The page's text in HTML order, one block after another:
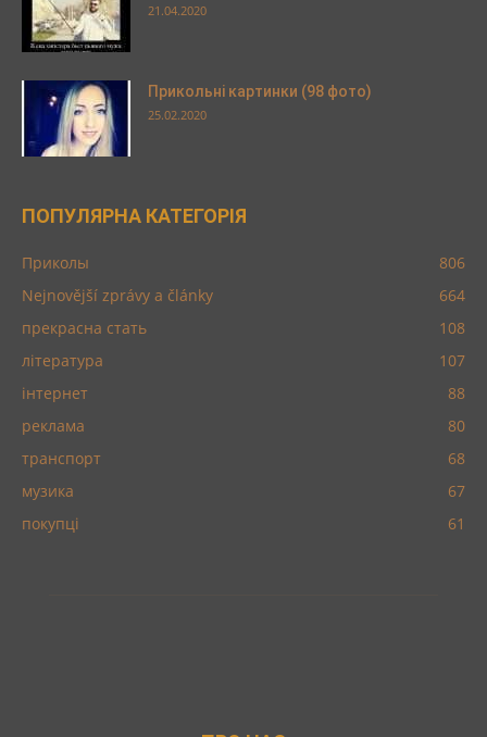
21.04.2020
Прикольні картинки (98 фото)
25.02.2020
ПОПУЛЯРНА КАТЕГОРІЯ
Приколы
806
Nejnovější zprávy a články
664
прекрасна стать
108
література
107
інтернет
88
реклама
80
транспорт
68
музика
67
покупці
61